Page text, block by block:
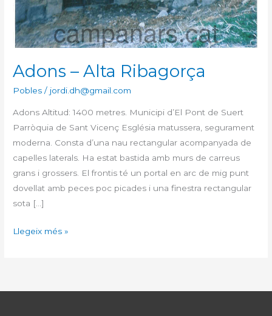
Adons – Alta Ribagorça
Pobles / jordi.dh@gmail.com
Adons Altitud: 1400 metres. Municipi d’El Pont de Suert
Parròquia de Sant Vicenç Església matussera, segurament
moderna. Consta d’una nau rectangular acompanyada de
capelles laterals. Ha estat bastida amb murs de carreus
grans i grossers. El frontis té un portal en arc de mig punt
dovellat amb peces poc picades i una finestra rectangular
sota […]
Adons
Llegeix més »